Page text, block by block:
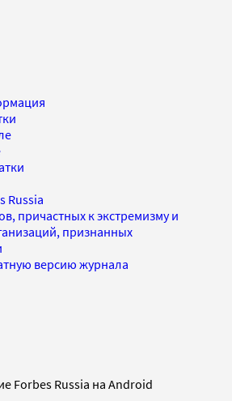
Russia
причастных к экстремизму и
признанных
версию журнала
Forbes Russia на Android